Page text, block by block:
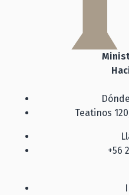
Teatinos
+56